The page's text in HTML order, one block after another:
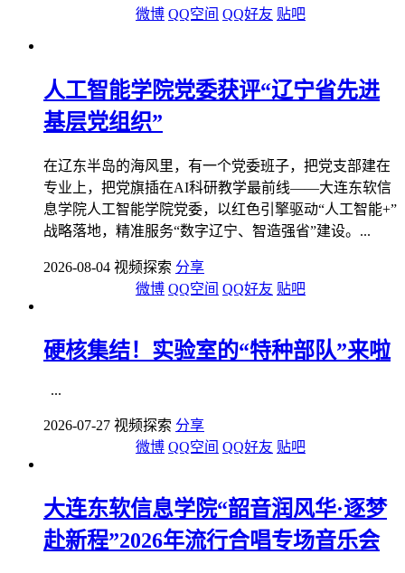
微博 QQ空间 QQ好友 贴吧
人工智能学院党委获评“辽宁省先进
基层党组织”
在辽东半岛的海风里，有一个党委班子，把党支部建在
专业上，把党旗插在AI科研教学最前线——大连东软信
息学院人工智能学院党委，以红色引擎驱动“人工智能+”
战略落地，精准服务“数字辽宁、智造强省”建设。...
2026-08-04 视频探索 分享
微博 QQ空间 QQ好友 贴吧
硬核集结！实验室的“特种部队”来啦
...
2026-07-27 视频探索 分享
微博 QQ空间 QQ好友 贴吧
大连东软信息学院“韶音润风华·逐梦
赴新程”2026年流行合唱专场音乐会